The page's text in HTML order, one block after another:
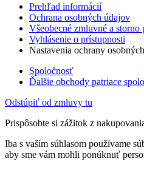
Prehľad informácií
Ochrana osobných údajov
Všeobecné zmluvné a storno
Vyhlásenie o prístupnosti
Nastavenia ochrany
Spoločnosť
Ďalšie obchody patriace
Odstúpiť od zmluvy tu
Prispôsobte si zážitok z
Iba s vaším súhlasom používame
aby sme vám mohli ponúknuť